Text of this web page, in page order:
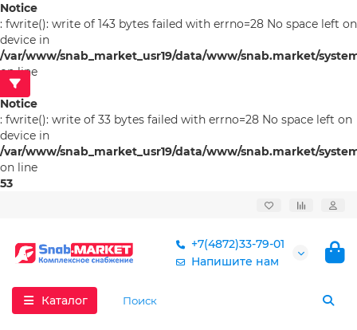
Notice
: fwrite(): write of 143 bytes failed with errno=28 No space left on
device in
/var/www/snab_market_usr19/data/www/snab.market/
on line
53
Notice
: fwrite(): write of 33 bytes failed with errno=28 No space left on
device in
/var/www/snab_market_usr19/data/www/snab.market/
on line
53
+7(4872)33-79-01
Напишите нам
Каталог